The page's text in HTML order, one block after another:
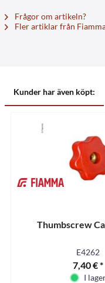
Frågor om artikeln?
Fler artiklar från
Kunder har även köpt:
Thumbscrew
E4262
7,40 € *
I